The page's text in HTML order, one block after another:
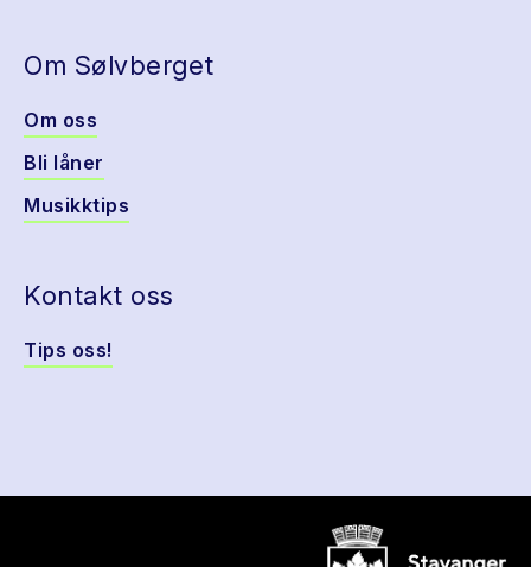
Om Sølvberget
Om oss
Bli låner
Musikktips
Kontakt oss
Tips oss!